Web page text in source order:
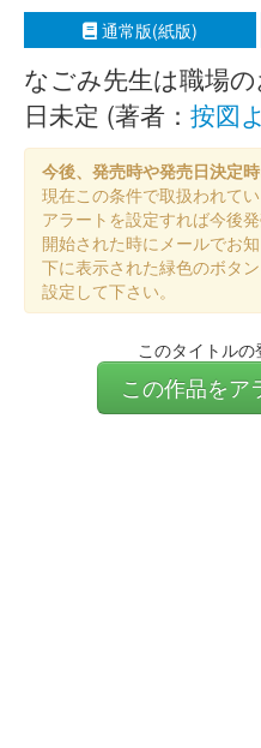
通常版(紙版)
なごみ先生は職場
日未定 (著者： 按図
今後、発売時や発売日決定
現在この条件で取扱われて
アラートを設定すれば今後
開始された時にメールでお知
下に表示された緑色のボタ
設定して下さい。
このタイトル
この作品をア